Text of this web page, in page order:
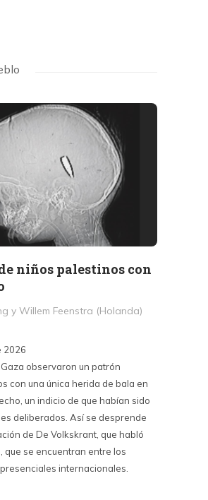
niños palestinos con
y Willem Feenstra (Holanda)
2026
observaron un patrón
con una única herida de bala en
un indicio de que habían sido
deliberados. Así se desprende
de De Volkskrant, que habló
que se encuentran entre los
internacionales.